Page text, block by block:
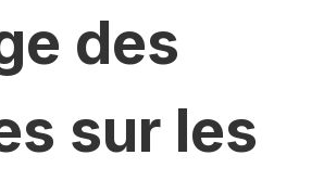
des
sur les